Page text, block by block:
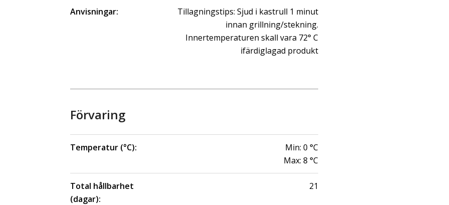
Anvisningar:
Tillagningstips: Sjud i kastrull 1 minut
innan grillning/stekning.
Innertemperaturen skall vara 72° C
ifärdiglagad produkt
Förvaring
Temperatur (°C): Min: 0 °C
Max: 8 °C
Total hållbarhet
(dagar):
21